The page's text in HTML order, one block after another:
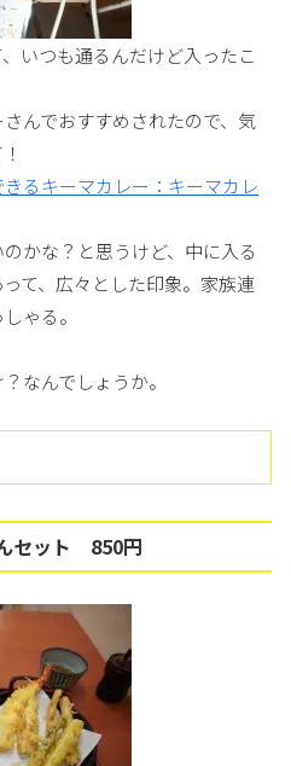
いつも通るんだけど入ったこ
んでおすすめされたので、気
きるキーマカレー：キーマカレ
かな？と思うけど、中に入る
て、広々とした印象。家族連
ゃる。
なんでしょうか。
セット 850円